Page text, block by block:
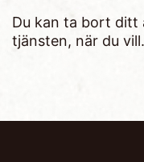
Du kan ta bort ditt
tjänsten, när du